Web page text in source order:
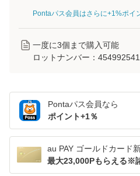
Pontaパス会員はさらに+1%ポイ
一度に3個まで購入可能
ロットナンバー： 454992541
Pontaパス会員なら
ポイント+1％
au PAY ゴールドカード
最大23,000Pもらえる※